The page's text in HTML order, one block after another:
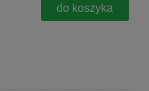
do koszyka